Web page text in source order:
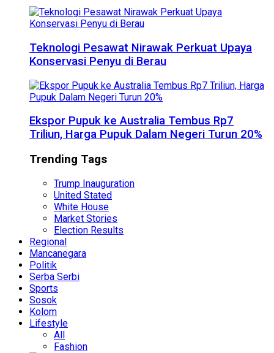
Teknologi Pesawat Nirawak Perkuat Upaya
Konservasi Penyu di Berau
Ekspor Pupuk ke Australia Tembus Rp7
Triliun, Harga Pupuk Dalam Negeri Turun 20%
Trending Tags
Trump Inauguration
United Stated
White House
Market Stories
Election Results
Regional
Mancanegara
Politik
Serba Serbi
Sports
Sosok
Kolom
Lifestyle
All
Fashion